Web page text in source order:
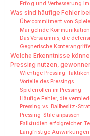
Erfolg und Verbesserung im
Was sind häufige Fehler
Übercommitment von
Mangelnde
Das Versäumnis, die
Gegnerische
Welche Erkenntnisse
Pressing nutzen,
Wichtige Pressing-Taktiken
Vorteile des Pressings
Spielerrollen im Pressing
Häufige Fehler, die
Pressing vs. Ballbesitz-
Pressing-Stile anpassen
Fallstudien erfolgreicher
Langfristige Auswirkungen